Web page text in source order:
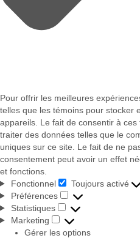
Pour offrir les meilleures
telles que les témoins pour stocker
appareils. Le fait de consentir à
traiter des données telles que le
uniques sur ce site. Le fait de ne
consentement peut avoir un effet
et fonctions.
Fonctionnel
Fonctionnel
Toujours activé
Préférences
Préférences
Statistiques
Statistiques
Marketing
Marketing
Gérer les options